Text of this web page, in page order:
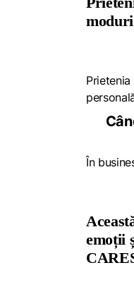
În
emoții